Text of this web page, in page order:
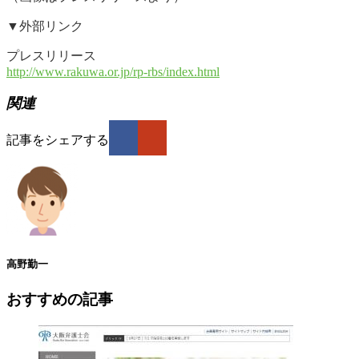
▼外部リンク
プレスリリース
http://www.rakuwa.or.jp/rp-rbs/index.html
関連
記事をシェアする
高野勤一
おすすめの記事